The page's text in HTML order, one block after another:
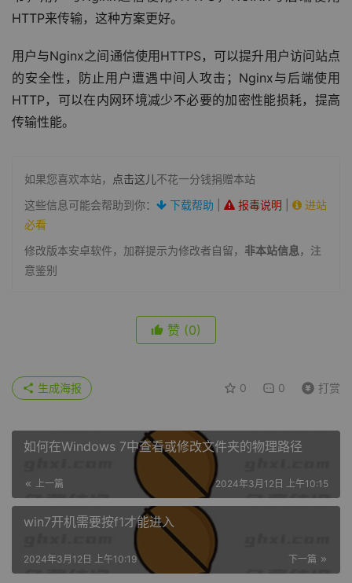
HTTP来传输，这种方案更好。
用户与Nginx之间通信使用HTTPS，可以提升用户访问站点
的安全性，防止用户遭遇中间人攻击；Nginx与后端使用
HTTP，可以在内网环境减少不必要的加密性能损耗，提高
传输性能。
如果您喜欢本站， 点击这儿不花一分钱捐赠本站
这些信息可能会帮助到你：
下载帮助 报毒说明
进站
必看
修改版本安卓软件，加群提示为修改者自留， 非本站信息，注
意鉴别
赞 (0)
0 0 打赏
生成海报
如何在Windows 7中查看或修改文件夹的物理路径
上一篇 2024年3月12日 上午10:15
win7开机需要按f1才能进入
下一篇
2024年3月12日 上午10:19